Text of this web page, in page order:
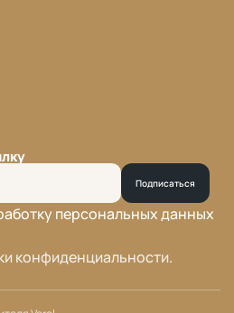
Подписаться
персональных данных
конфиденциальности.